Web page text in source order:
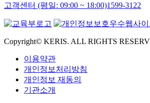
고객센터 (평일: 09:00 ~ 18:00)1599-3122
Copyright© KERIS. ALL RIGHTS
이용약관
개인정보처리방침
개인정보 재동의
기관소개